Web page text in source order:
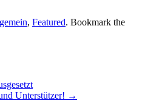
, Featured. Bookmark the
Unterstützer! →